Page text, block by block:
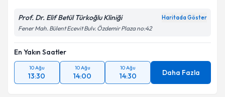
Prof. Dr. Elif Betül Türkoğlu Kliniği Haritada Göster
Fener Mah. Bülent Ecevit Bulv. Özdemir Plaza no:42
En Yakın Saatler
10 Ağu
13:30
10 Ağu
14:00
10 Ağu
14:30 Daha Fazla